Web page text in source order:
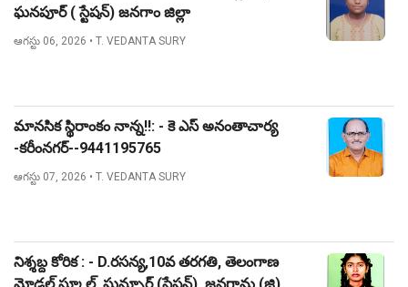
ఘనపూర్ ( స్టేషన్) జనగాం జిల్లా
ఆగస్టు 06, 2026 • T. VEDANTA SURY
మానసిక స్థిరాంకం నాన్న!!: - కె ఎస్ అనంతాచార్య
-కరీంనగర్--9441195765
ఆగస్టు 07, 2026 • T. VEDANTA SURY
నిశ్శబ్ద కోరిక : - D.రసన్య,10వ తరగతి, తెలంగాణ